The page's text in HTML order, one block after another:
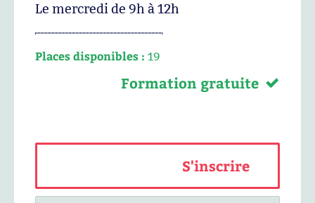
Le mercredi de 9h à 12h
Places disponibles : 19
Formation gratuite
S'inscrire